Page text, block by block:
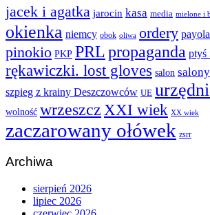
jacek i agatka jarocin kasa media mielone i
okienka niemcy obok oliwa ordery payola
pinokio PKP PRLpropaganda ptyś
rękawiczki. lost gloves salon salony
szpieg z krainy Deszczowców UE
wolność wrzeszcz XXI wiek XX wiek
zaczarowany ołówek zsrr
Archiwa
sierpień 2026
lipiec 2026